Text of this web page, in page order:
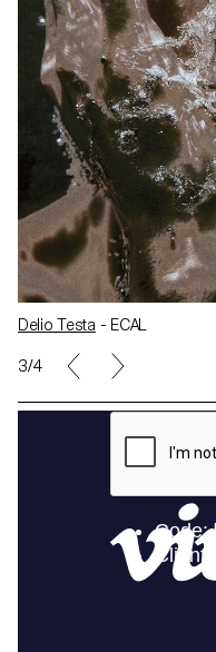
Delio Testa - ECAL
4/4